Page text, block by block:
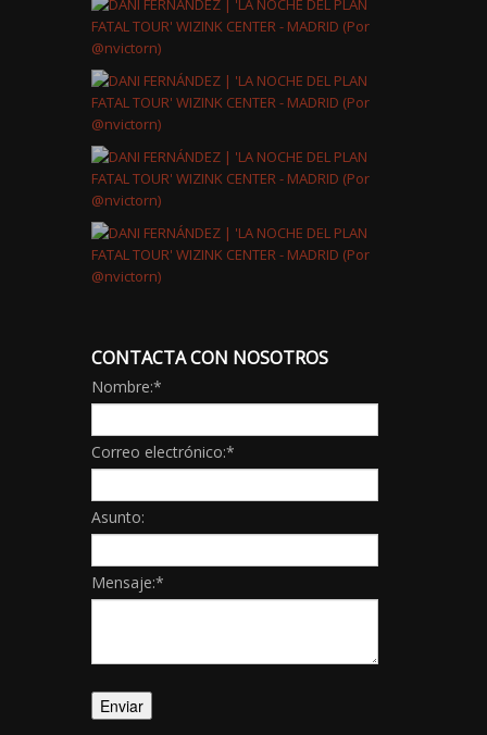
CONTACTA CON NOSOTROS
Nombre:*
Correo electrónico:*
Asunto:
Mensaje:*